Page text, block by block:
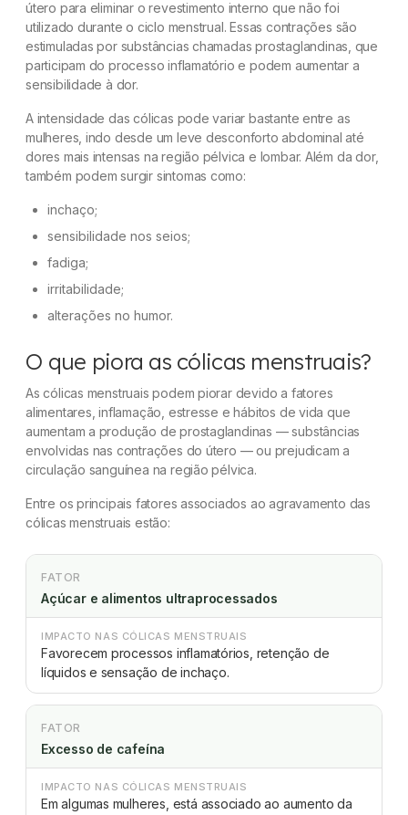
útero para eliminar o revestimento interno que não foi
utilizado durante o ciclo menstrual. Essas contrações são
estimuladas por substâncias chamadas prostaglandinas, que
participam do processo inflamatório e podem aumentar a
sensibilidade à dor.
A intensidade das cólicas pode variar bastante entre as
mulheres, indo desde um leve desconforto abdominal até
dores mais intensas na região pélvica e lombar. Além da dor,
também podem surgir sintomas como:
inchaço;
sensibilidade nos seios;
fadiga;
irritabilidade;
alterações no humor.
O que piora as cólicas menstruais?
As cólicas menstruais podem piorar devido a fatores
alimentares, inflamação, estresse e hábitos de vida que
aumentam a produção de prostaglandinas — substâncias
envolvidas nas contrações do útero — ou prejudicam a
circulação sanguínea na região pélvica.
Entre os principais fatores associados ao agravamento das
cólicas menstruais estão:
FATOR
Açúcar e alimentos ultraprocessados
IMPACTO NAS CÓLICAS MENSTRUAIS
Favorecem processos inflamatórios, retenção de
líquidos e sensação de inchaço.
FATOR
Excesso de cafeína
IMPACTO NAS CÓLICAS MENSTRUAIS
Em algumas mulheres, está associado ao aumento da